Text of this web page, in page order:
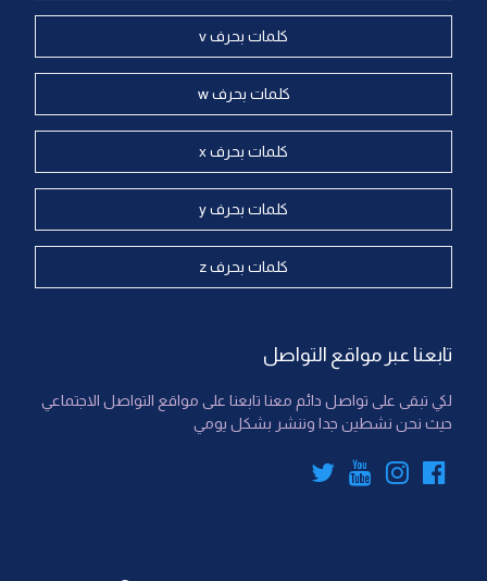
كلمات بحرف v
كلمات بحرف w
كلمات بحرف x
كلمات بحرف y
كلمات بحرف z
تابعنا عبر مواقع التواصل
لكي تبقى على تواصل دائم معنا تابعنا على مواقع التواصل الاجتماعي
حيث نحن نشطين جدا وننشر بشكل يومي